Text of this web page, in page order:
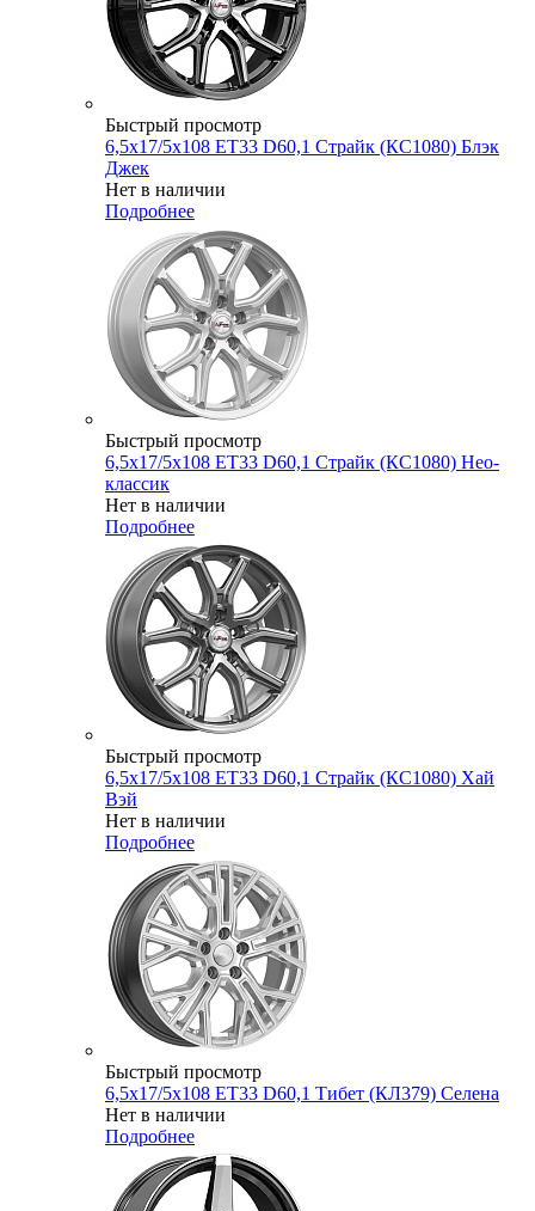
Быстрый просмотр
6,5x17/5x108 ET33 D60,1 Страйк (КС1080) Блэк
Джек
Нет в наличии
Подробнее
Быстрый просмотр
6,5x17/5x108 ET33 D60,1 Страйк (КС1080) Нео-
классик
Нет в наличии
Подробнее
Быстрый просмотр
6,5x17/5x108 ET33 D60,1 Страйк (КС1080) Хай
Вэй
Нет в наличии
Подробнее
Быстрый просмотр
6,5x17/5x108 ET33 D60,1 Тибет (КЛ379) Селена
Нет в наличии
Подробнее